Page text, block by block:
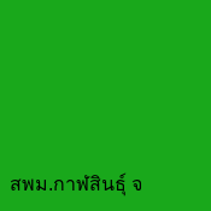
สพม.กาฬสินธุ์ จ